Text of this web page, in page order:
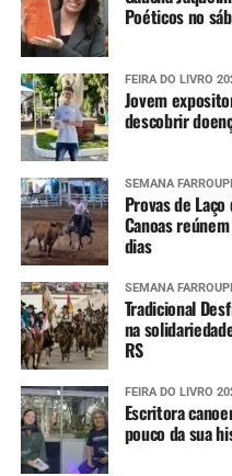
Poéticos no
FEIRA DO LIVRO
Jovem
descobrir
SEMANA
Provas de
Canoas
dias
SEMANA
Tradicional
na
RS
FEIRA DO LIVRO
Escritora
pouco da sua